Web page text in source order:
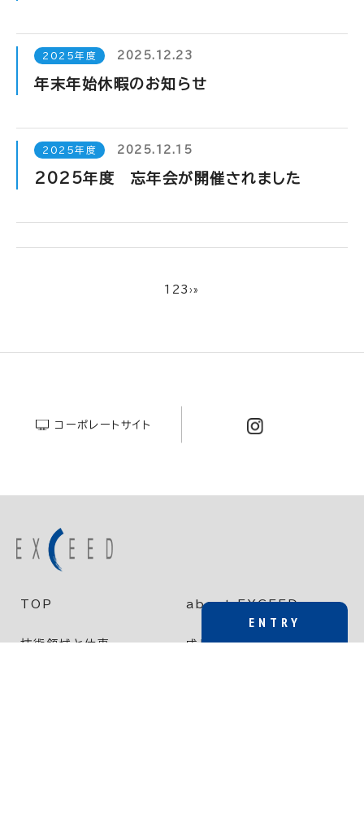
ENTRY
2025年度 2025.12.23
年末年始休暇のお知らせ
2025年度 2025.12.15
2025年度 忘年会が開催されました
2 3 ›»
コーポレートサイト
TOP about EXCEED
技術領域と仕事 成長し、挑戦する環境